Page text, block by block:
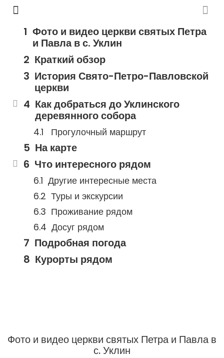
Фото и видео церкви святых Петра
и Павла в с. Уклин
Краткий обзор
История Свято-Петро-Павловской
церкви
Как добраться до Уклинского
деревянного собора
Прогулочный маршрут
На карте
Что интересного рядом
Другие интересные места
Туры и экскурсии
Проживание рядом
Досуг рядом
Подробная погода
Курорты рядом
Фото и видео церкви святых Петра и Павла в
с. Уклин